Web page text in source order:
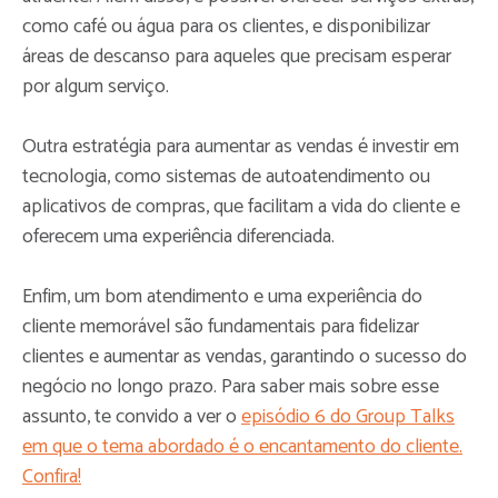
como café ou água para os clientes, e disponibilizar
áreas de descanso para aqueles que precisam esperar
por algum serviço.
Outra estratégia para aumentar as vendas é investir em
tecnologia, como sistemas de autoatendimento ou
aplicativos de compras, que facilitam a vida do cliente e
oferecem uma experiência diferenciada.
Enfim, um bom atendimento e uma experiência do
cliente memorável são fundamentais para fidelizar
clientes e aumentar as vendas, garantindo o sucesso do
negócio no longo prazo. Para saber mais sobre esse
assunto, te convido a ver oepisódio 6 do Group Talks
em que o tema abordado é o encantamento do cliente.
Confira!